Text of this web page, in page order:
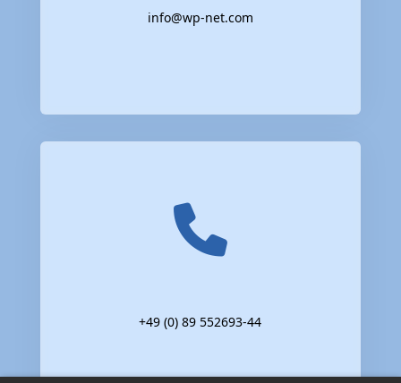
info@wp-net.com
+49 (0) 89 552693-44